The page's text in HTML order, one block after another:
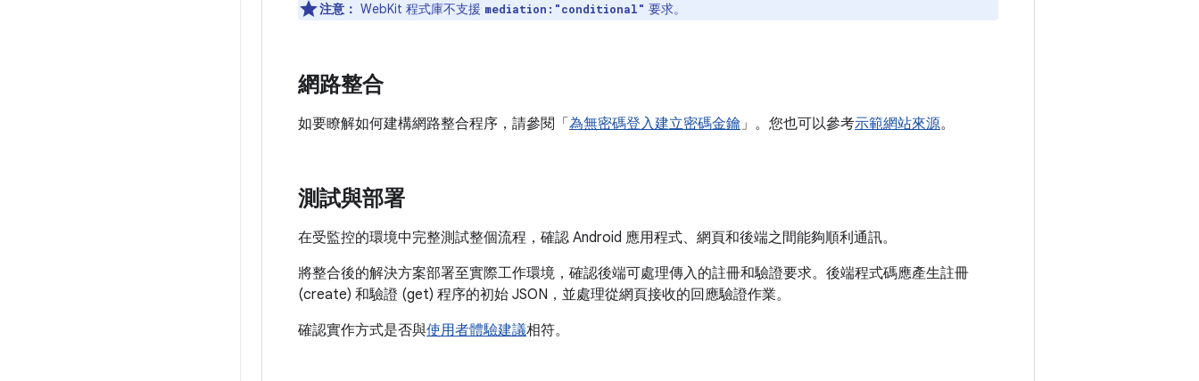
注意： WebKit 程式庫不支援 mediation:"conditional" 要求。
網路整合
如要瞭解如何建構網路整合程序，請參閱「 為無密碼登入建立密碼金鑰」。您也可以參考示範網站來源。
測試與部署
在受監控的環境中完整測試整個流程，確認 Android 應用程式、網頁和後端之間能夠順利通訊。
將整合後的解決方案部署至實際工作環境，確認後端可處理傳入的註冊和驗證要求。後端程式碼應產生註冊
(create) 和驗證 (get) 程序的初始 JSON，並處理從網頁接收的回應驗證作業。
確認實作方式是否與使用者體驗建議相符。